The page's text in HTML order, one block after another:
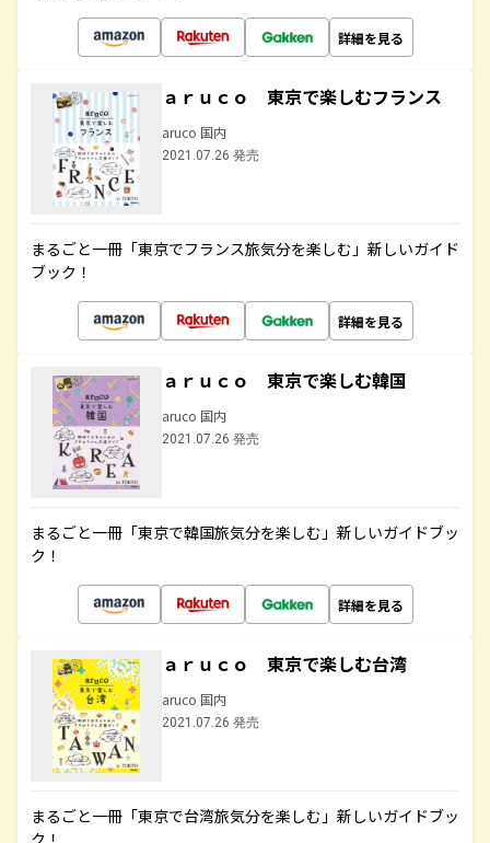
詳細を見る
ａｒｕｃｏ 東京で楽しむフランス
aruco 国内
2021.07.26 発売
まるごと一冊「東京でフランス旅気分を楽しむ」新しいガイド
ブック！
詳細を見る
ａｒｕｃｏ 東京で楽しむ韓国
aruco 国内
2021.07.26 発売
まるごと一冊「東京で韓国旅気分を楽しむ」新しいガイドブッ
ク！
詳細を見る
ａｒｕｃｏ 東京で楽しむ台湾
aruco 国内
2021.07.26 発売
まるごと一冊「東京で台湾旅気分を楽しむ」新しいガイドブッ
ク！